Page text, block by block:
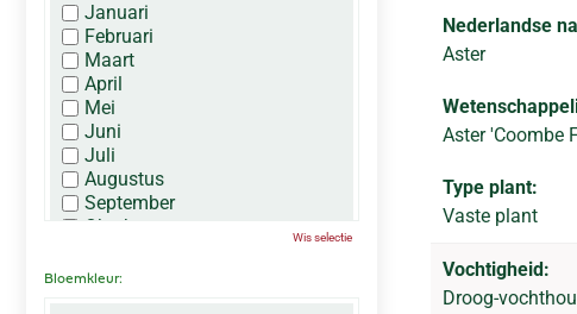
Nederlandse
Aster
Aster 'Coombe
Type plant:
Vaste plant
Vochtigheid:
Droog-
Januari
Februari
Maart
April
Mei
Juni
Juli
Augustus
September
Oktober
December
Wis selectie
Bloemkleur: